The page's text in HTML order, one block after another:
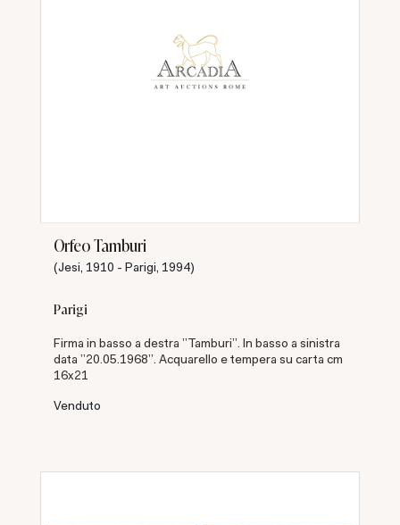
Orfeo Tamburi
(Jesi, 1910 - Parigi, 1994)
Parigi
Firma in basso a destra "Tamburi". In basso a sinistra
data "20.05.1968". Acquarello e tempera su carta cm
16x21
Venduto